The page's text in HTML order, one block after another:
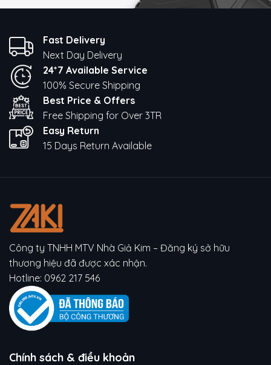
Fast Delivery
Next Day Delivery
24*7 Available Service
100% Secure Shipping
Best Price & Offers
Free Shipping for Over 3TR
Easy Return
15 Days Return Available
Công ty TNHH MTV Nhà Giả Kim – Đăng ký sở hữu
thương hiệu đã được xác nhận.
Hotline: 0962 217 546
Chính sách & điều khoản